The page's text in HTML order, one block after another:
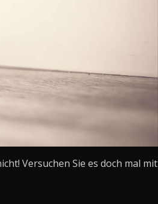
Versuchen Sie es doch mal mit